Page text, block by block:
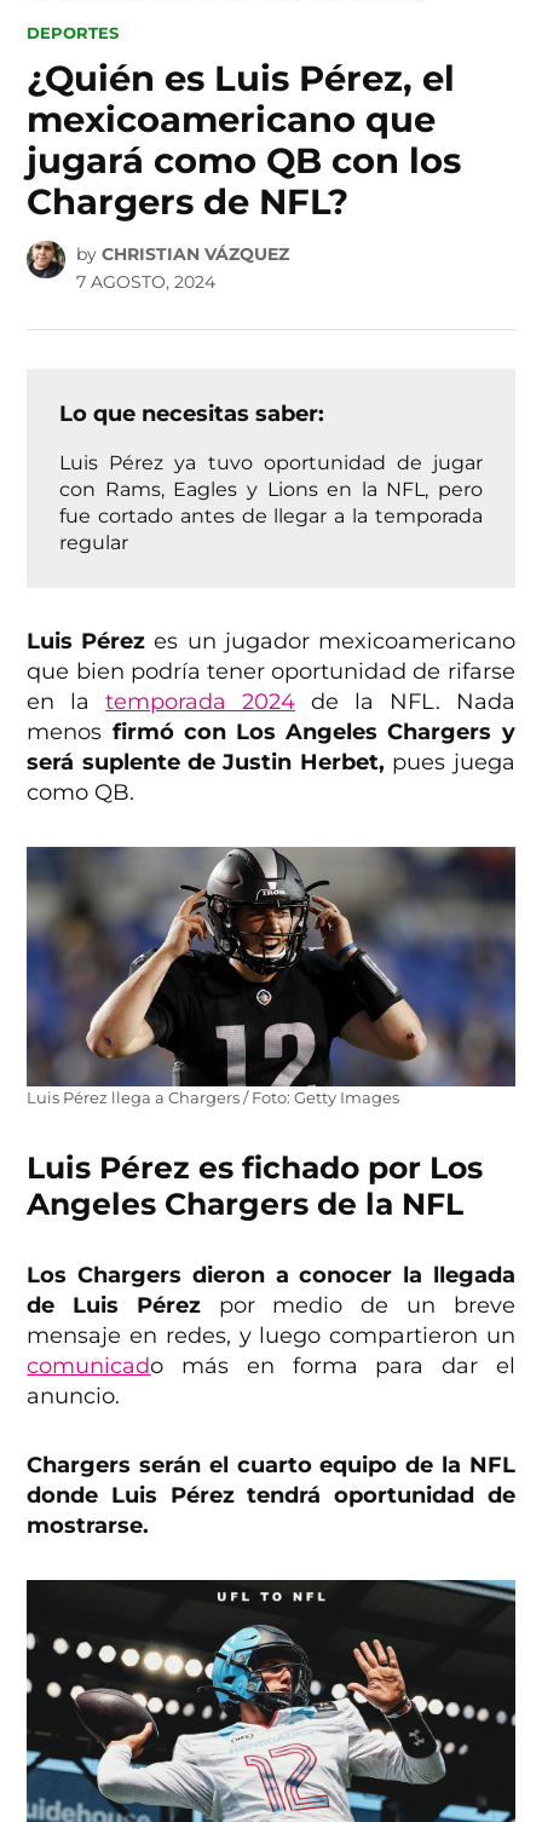
POSTED
DEPORTES
¿Quién es Luis Pérez, el
mexicoamericano que
jugará como QB con los
Chargers de NFL?
by CHRISTIAN VÁZQUEZ
7 AGOSTO, 2024
Lo que necesitas saber:
Luis Pérez ya tuvo oportunidad de jugar
con Rams, Eagles y Lions en la NFL, pero
fue cortado antes de llegar a la temporada
regular
Luis Pérezes un jugador mexicoamericano
que bien podría tener oportunidad de rifarse
en latemporada 2024 de la NFL. Nada
menos firmó con Los Angeles Chargers y
será suplente de Justin Herbet, pues juega
como QB.
Luis Pérez llega a Chargers / Foto: Getty Images
Luis Pérez es fichado por Los
Angeles Chargers de la NFL
Los Chargers dieron a conocer la llegada
de Luis Pérez por medio de un breve
mensaje en redes, y luego compartieron un
comunicado más en forma para dar el
anuncio.
Chargers serán el cuarto equipo de la NFL
donde Luis Pérez tendrá oportunidad de
mostrarse.